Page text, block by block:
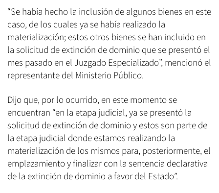
“Se había hecho la inclusión de algunos bienes en este
caso, de los cuales ya se había realizado la
materialización; estos otros bienes se han incluido en
la solicitud de extinción de dominio que se presentó el
mes pasado en el Juzgado Especializado”, mencionó el
representante del Ministerio Público.
Dijo que, por lo ocurrido, en este momento se
encuentran “en la etapa judicial, ya se presentó la
solicitud de extinción de dominio y estos son parte de
la etapa judicial donde estamos realizando la
materialización de los mismos para, posteriormente, el
emplazamiento y finalizar con la sentencia declarativa
de la extinción de dominio a favor del Estado”.